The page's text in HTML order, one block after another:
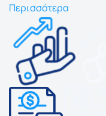
Περισσότερα